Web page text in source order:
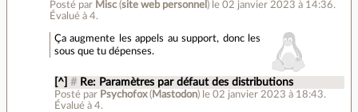
Posté par Misc(site web personnel ) le 02 janvier 2023 à 14:36.
Évalué à 4.
Ça augmente les appels au support, donc les
sous que tu dépenses.
[^] # Re: Paramètres par défaut des distributions
Posté par Psychofox( Mastodon) le 02 janvier 2023 à 18:43.
Évalué à4.